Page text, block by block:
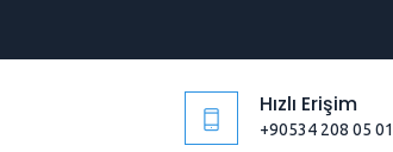
Hızlı Erişim
+90534 208 05 01